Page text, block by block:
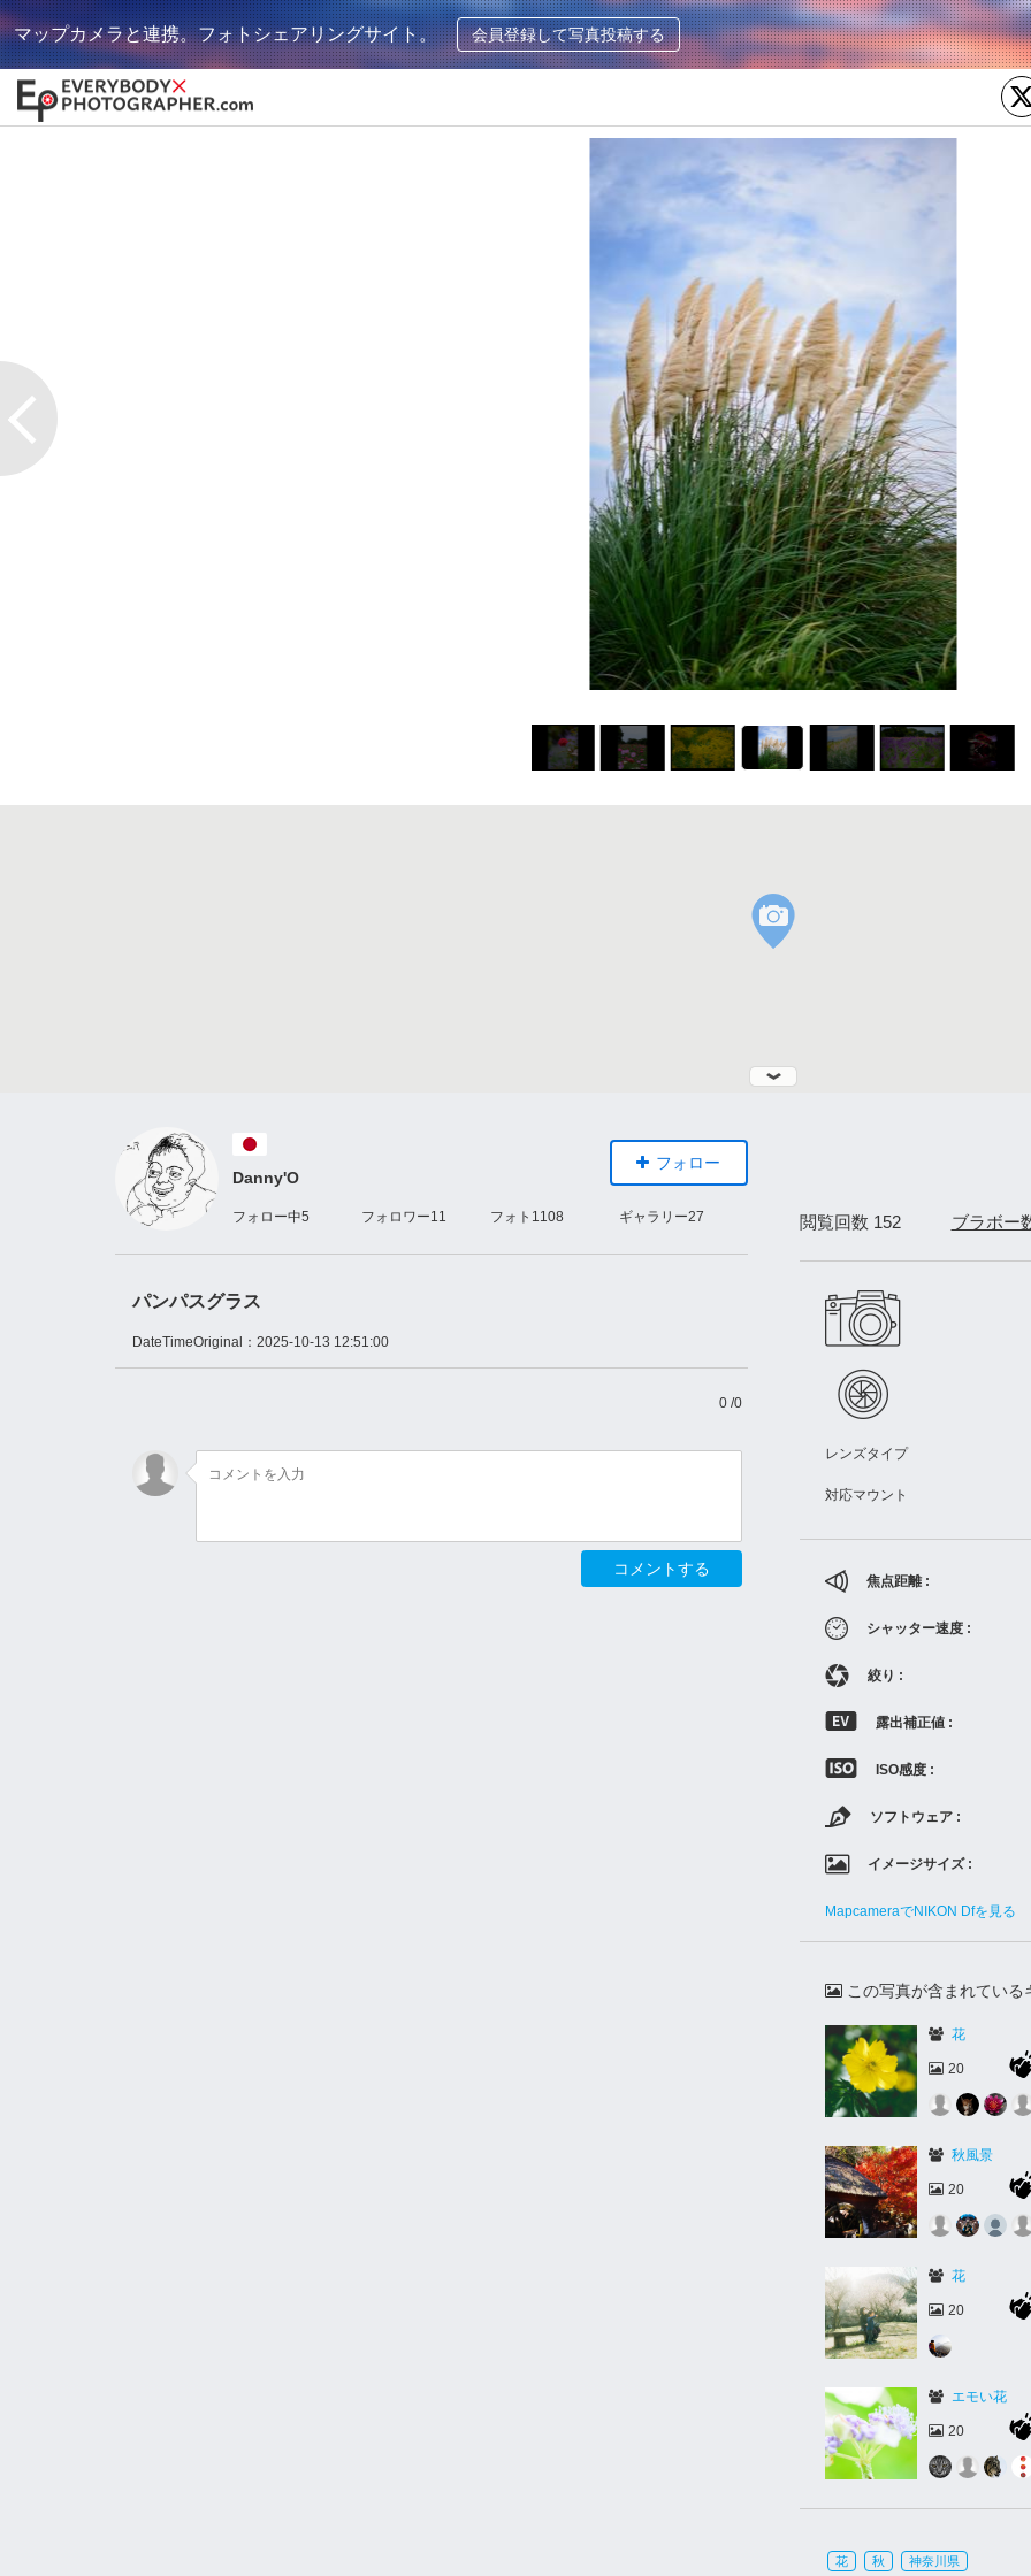
マップカメラと連携。フォトシェアリングサイト。 会員登録して写真投稿する
Danny'O
フォロー
フォロー中5 フォロワー11 フォト 1108 ギャラリー27
パンパスグラス
DateTimeOriginal： 2025-10-13 12:51:00
0/0
コメントする
閲覧回数 152 ブラボー
レンズタイプ
対応マウント
焦点距離 :
シャッター速度 :
絞り :
露出補正値 :
ISO感度 :
ソフトウェア :
イメージサイズ :
MapcameraでNIKON Dfを見る
この写真が含まれている
花
20
秋風景
20
花
20
エモい花
20
花 秋 神奈川県